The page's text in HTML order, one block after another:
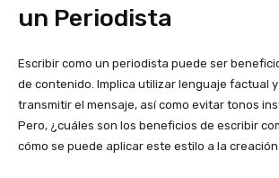
un Periodista
Escribir como un periodista puede ser
de contenido. Implica utilizar lenguaje factual
transmitir el mensaje, así como evitar tonos
Pero, ¿cuáles son los beneficios de escribir
cómo se puede aplicar este estilo a la